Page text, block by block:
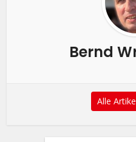
Bernd
Alle